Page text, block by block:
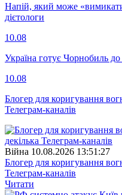
Напій, який може
дієтологи
10.08
Україна готує Чорнобиль
10.08
Блогер для коригування
Телеграм-каналів
Війна 10.08.2026 13:51:27
Блогер для коригування
Телеграм-каналів
Читати